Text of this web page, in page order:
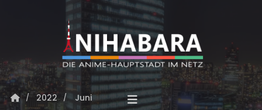
2022 Juni